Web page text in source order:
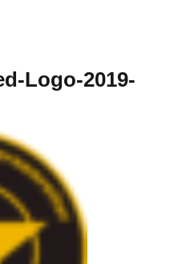
Logo-2019-